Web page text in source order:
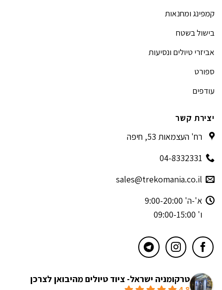
קמפינג ומחנאות
בישול בשטח
אביזרי טיולים ונסיעות
ספורט
עודפים
יצירת קשר
רח' העצמאות 53, חיפה
04-8332331
sales@trekomania.co.il
א'-ה' 9:00-20:00
ו' 09:00-15:00
טרקומניה ישראל- ציוד טיולים מהיבואן לצרכן